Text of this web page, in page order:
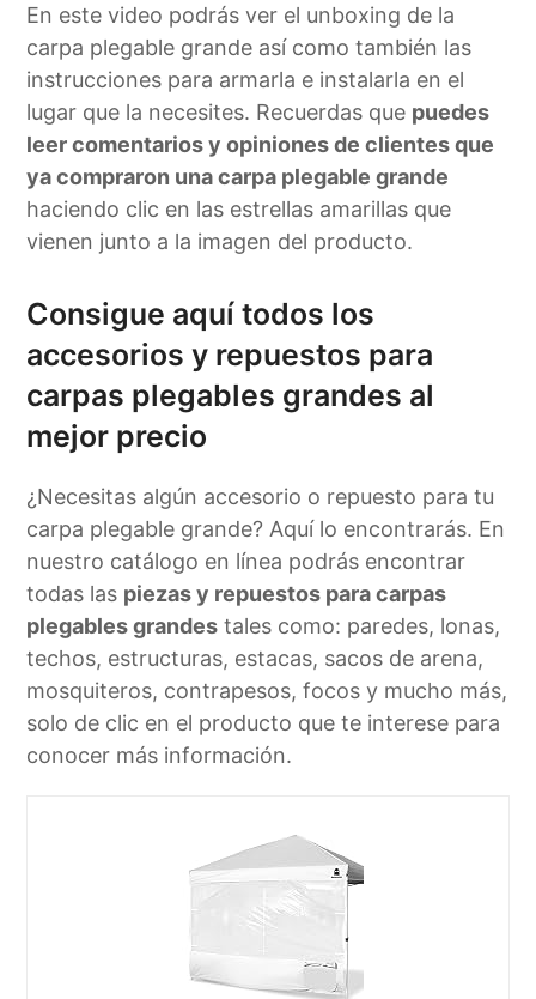
En este video podrás ver el unboxing de la
carpa plegable grande así como también las
instrucciones para armarla e instalarla en el
lugar que la necesites. Recuerdas que puedes
leer comentarios y opiniones de clientes que
ya compraron una carpa plegable grande
haciendo clic en las estrellas amarillas que
vienen junto a la imagen del producto.
Consigue aquí todos los
accesorios y repuestos para
carpas plegables grandes al
mejor precio
¿Necesitas algún accesorio o repuesto para tu
carpa plegable grande? Aquí lo encontrarás. En
nuestro catálogo en línea podrás encontrar
todas las piezas y repuestos para carpas
plegables grandes tales como: paredes, lonas,
techos, estructuras, estacas, sacos de arena,
mosquiteros, contrapesos, focos y mucho más,
solo de clic en el producto que te interese para
conocer más información.